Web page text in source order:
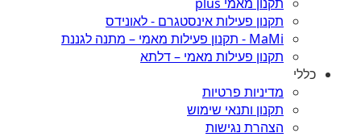
תקנון פעילות אינסטגרם - לאונידס
MaMi - תקנון פעילות מאמי – מתנה לגננת
תקנון פעילות מאמי – דלתא
כללי
מדיניות פרטיות
תקנון ותנאי שימוש
הצהרת נגישות